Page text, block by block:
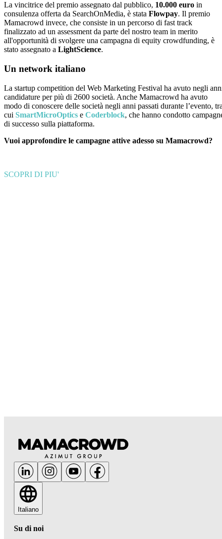
La vincitrice del premio assegnato dal pubblico, 10.000 euro in
consulenza offerta da SearchOnMedia, è stata Flowpay. Il premio
Mamacrowd invece, che consiste in un percorso di fast track
finalizzato ad un assessment da parte del nostro team in merito
all'opportunità di svolgere una campagna di equity crowdfunding, è
stato assegnato a LightScience.
Un network italiano
La startup competition del Web Marketing Festival ha avuto negli
candidature per più di 2600 società. Anche Mamacrowd ha avuto
modo di conoscere delle società negli anni passati durante l’evento,
cui SmartMicroOptics e Coderblock, che hanno condotto
di successo sulla piattaforma.
Vuoi approfondire le campagne attive adesso su Mamacrowd?
SCOPRI DI PIU'
Italiano
Su di noi